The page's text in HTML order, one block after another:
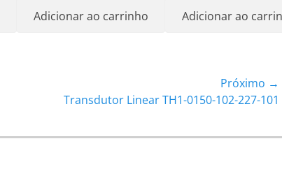
Adicionar ao carrinho Adicionar ao
Próximo →
Transdutor Linear TH1-0150-102-227-101